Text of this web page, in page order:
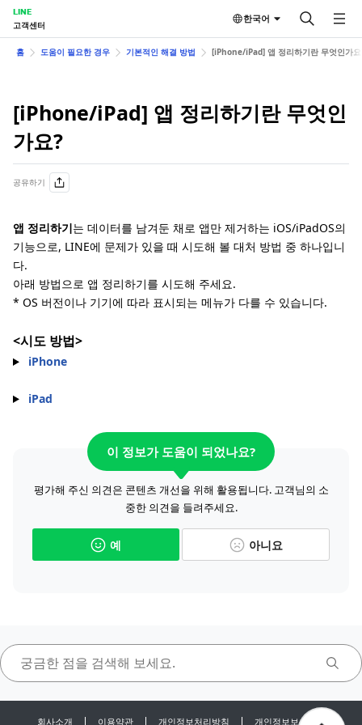
LINE
고객센터
한국어
홈 도움이 필요한 경우 기본적인 해결 방법 [iPhone/iPad] 앱 정리하기란 무엇인가
[iPhone/iPad] 앱 정리하기란 무엇인
가요?
공유하기
앱 정리하기는 데이터를 남겨둔 채로 앱만 제거하는 iOS/iPadOS의
기능으로, LINE에 문제가 있을 때 시도해 볼 대처 방법 중 하나입니
다.
아래 방법으로 앱 정리하기를 시도해 주세요.
* OS 버전이나 기기에 따라 표시되는 메뉴가 다를 수 있습니다.
<시도 방법>
iPhone
iPad
이 정보가 도움이 되었나요?
평가해 주신 의견은 콘텐츠 개선을 위해 활용됩니다. 고객님의 소
중한 의견을 들려주세요.
예 아니요
회사소개 이용약관 개인정보처리방침 개인정보보호센터